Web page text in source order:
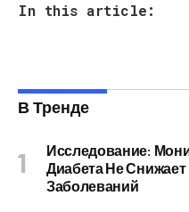
In this article:
В Тренде
Исследование:
Диабета Не
Заболеваний